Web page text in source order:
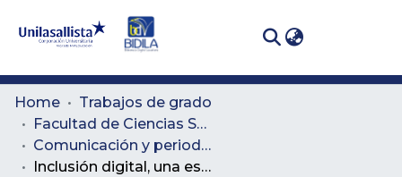
Communities
& Collections
All of DSpace
Home
Trabajos de grado
Facultad de Ciencias Sociales y Educación
Comunicación y periodismo
Inclusión digital, una estrategia informática de Mutambé para la comunidad amalfitana